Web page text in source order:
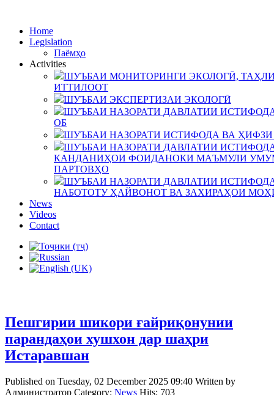
Home
Legislation
Паёмҳо
Activities
ШУЪБАИ МОНИТОРИНГИ ЭКОЛОГӢ,
ИТТИЛООТ
ШУЪБАИ ЭКСПЕРТИЗАИ ЭКОЛОГӢ
ШУЪБАИ НАЗОРАТИ ДАВЛАТИИ
ОБ
ШУЪБАИ НАЗОРАТИ ИСТИФОДА ВА
ШУЪБАИ НАЗОРАТИ ДАВЛАТИИ
КАНДАНИҲОИ ФОИДАНОКИ МАЪМУЛИ
ПАРТОВҲО
ШУЪБАИ НАЗОРАТИ ДАВЛАТИИ
НАБОТОТУ ҲАЙВОНОТ ВА ЗАХИРАҲОИ
News
Videos
Contact
Пешгирии шикори ғайриқонунии
парандаҳои хушхон дар шаҳри
Истаравшан
Published on Tuesday, 02 December 2025 09:40 Written by
Администратор Category: News Hits: 703